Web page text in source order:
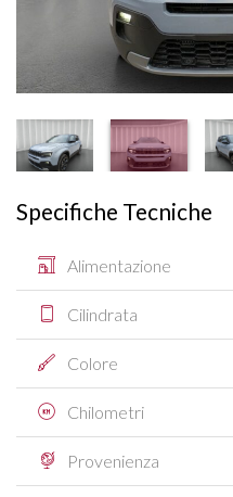
Specifiche Tecniche
Alimentazione
Cilindrata
Colore
Chilometri
Provenienza